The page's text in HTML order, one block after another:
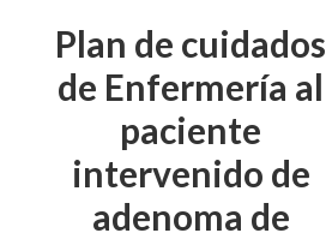
Plan de cuidados
de Enfermería al
paciente
intervenido de
adenoma de